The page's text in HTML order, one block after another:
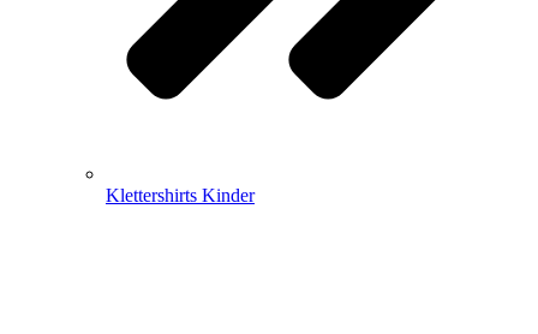
Klettershirts Kinder